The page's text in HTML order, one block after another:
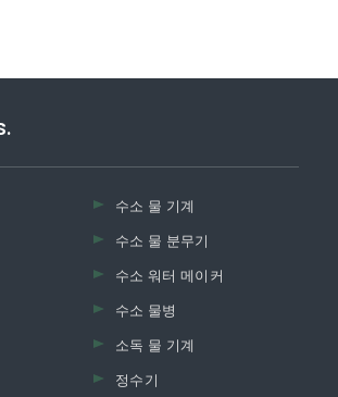
수소 물 기계
수소 물 분무기
수소 워터 메이커
수소 물병
소독 물 기계
정수기